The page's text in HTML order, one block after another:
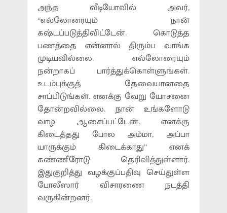
அந்த வீடியோவில் அவர்,
“எல்லோரையும் நான்
கஷ்டப்படுத்திவிட்டேன். கொடுத்த
பணத்தை என்னால் திரும்ப வாங்க
முடியவில்லை. எல்லோரையும்
நன்றாகப் பார்த்துக்கொள்ளுங்கள்.
உடம்புக்குத் தேவையானதை
சாப்பிடுங்கள். எனக்கு வேறு யோசனை
தோன்றவில்லை. நான் உங்களோடு
வாழ ஆசைப்பட்டேன். எனக்கு
கிடைத்தது போல அம்மா, அப்பா
யாருக்கும் கிடைக்காது” எனக்
கண்ணீரோடு தெரிவித்துள்ளார்.
இதுகுறித்து வழக்குப்பதிவு செய்துள்ள
போலீஸார் விசாரணை நடத்தி
வருகின்றனர்.